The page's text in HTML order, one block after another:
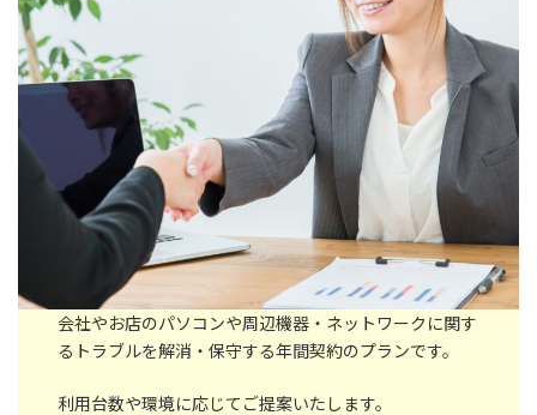
会社やお店のパソコンや周辺機器・ネットワークに関す
るトラブルを解消・保守する年間契約のプランです。
利用台数や環境に応じてご提案いたします。